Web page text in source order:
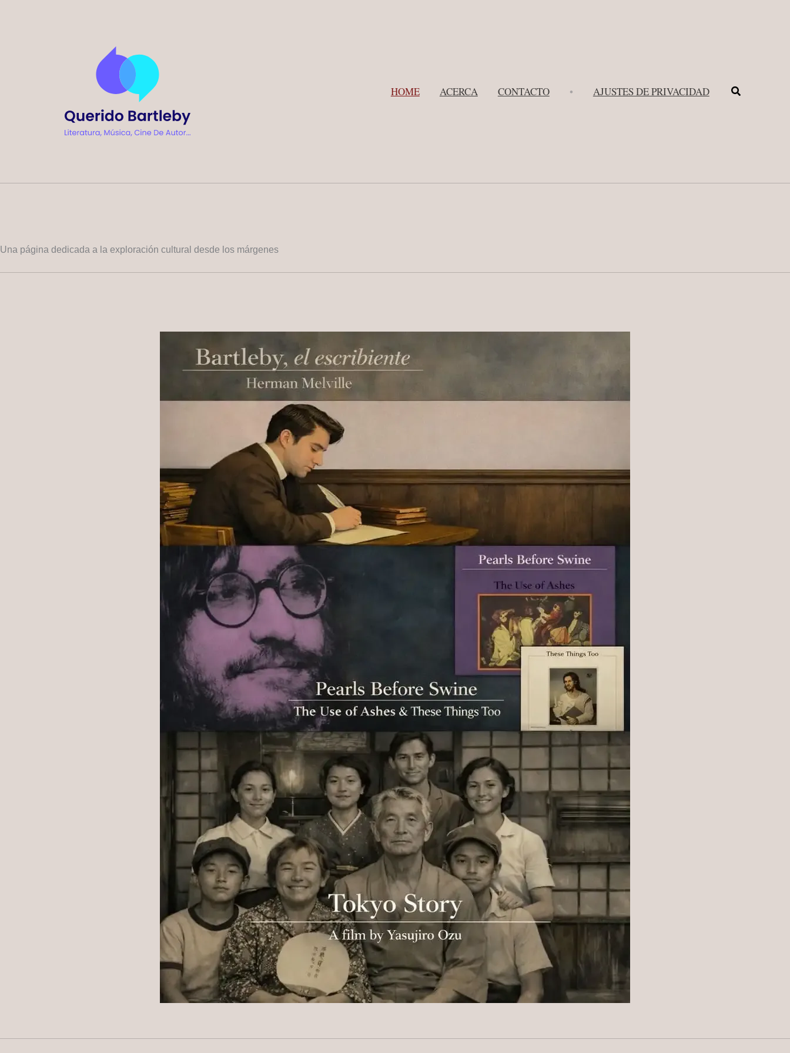
HOME ACERCA CONTACTO • AJUSTES DE PRIVACIDAD Buscar
Una página dedicada a la exploración cultural desde los márgenes